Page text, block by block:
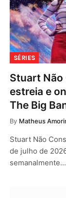
SÉRIES
Stuart Não
estreia e
The Big
By Matheus
Stuart Não
de julho de